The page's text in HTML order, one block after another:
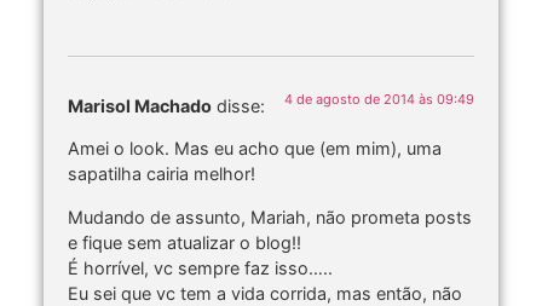
Marisol Machado disse: 4 de agosto de 2014 às 09:49
Amei o look. Mas eu acho que (em mim), uma
sapatilha cairia melhor!
Mudando de assunto, Mariah, não prometa posts
e fique sem atualizar o blog!!
É horrível, vc sempre faz isso…..
Eu sei que vc tem a vida corrida, mas então, não